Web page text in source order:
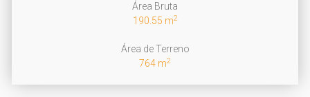
Área Bruta
190.55 m2
Área de Terreno
764 m2